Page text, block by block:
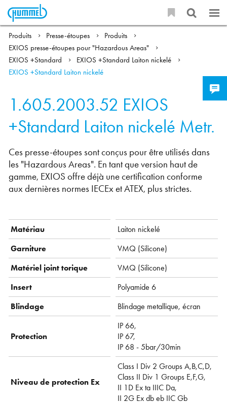
Produits Presse-étoupes
Produits
EXIOS presse-étoupes pour "Hazardous Areas"
EXIOS +Standard
EXIOS +Standard Laiton nickelé
EXIOS +Standard Laiton nickelé
1.605.2003.52 EXIOS
+Standard Laiton nickelé Metr.
Ces presse-étoupes sont conçus pour être utilisés dans
les "Hazardous Areas". En tant que version haut de
gamme, EXIOS offre déjà une certification conforme
aux dernières normes IECEx et ATEX, plus strictes.
Matériau
Laiton nickelé
Garniture
VMQ ( Silicone)
Matériel joint torique
VMQ ( Silicone)
Insert
Polyamide 6
Blindage
Blindage metallique, écran
Protection
IP 66,
IP 67,
IP 68 - 5bar/30min
Niveau de protection Ex
Class I Div 2 Groups A,B,C,D,
Class II Div 1 Groups E,F,G,
II 1D Ex ta IIIC Da,
II 2G Ex db eb IIC Gb